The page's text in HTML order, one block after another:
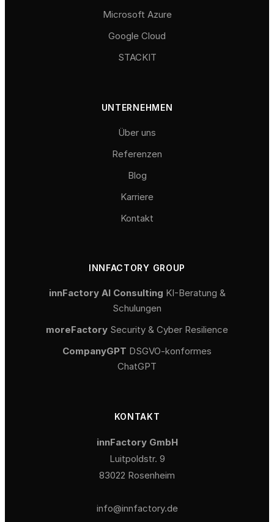
Microsoft Azure
Google Cloud
STACKIT
UNTERNEHMEN
Über uns
Referenzen
Blog
Karriere
Kontakt
INNFACTORY GROUP
innFactory AI Consulting KI-Beratung &
Schulungen
moreFactory Security & Cyber Resilience
CompanyGPT DSGVO-konformes
ChatGPT
KONTAKT
innFactory GmbH
Luitpoldstr. 9
83022 Rosenheim
info@innfactory.de